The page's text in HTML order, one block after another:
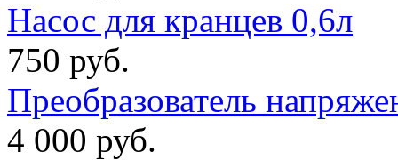
Насос для кранцев 0,6л
750 руб.
Преобразователь
4 000 руб.